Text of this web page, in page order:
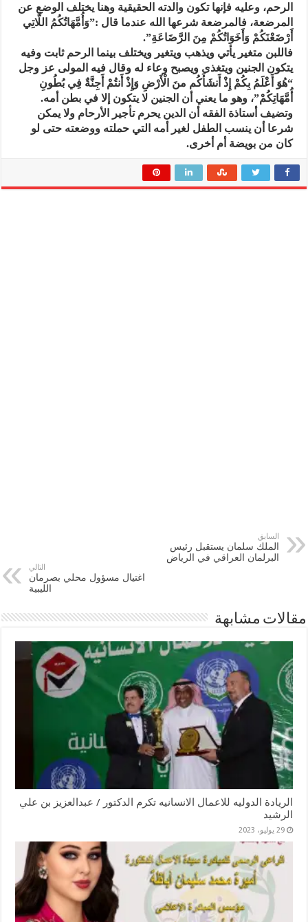
الرحم، وعليه فإنها تكون والدته الحقيقية وهنا يختلف الوضع عن
المرضعة، فالمرضعة شرعها الله عندما قال :”وَأُمَّهَاتُكُمُ اللَّاتِي
أَرْضَعْنَكُمْ وَأَخَوَاتُكُمْ مِنَ الرَّضَاعَةِ”.
فاللبن متغير يأتي ويذهب ويتغير ويختلف بينما الرحم ثابت وفيه
يتكون الجنين ويتغذى ويصبح وعاء له وقال فيه المولى عز وجل
“هُوَ أَعْلَمُ بِكُمْ إِذْ أَنشَأَكُم منَ الْأَرْضِ وَإِذْ أَنتُمْ أَجِنَّةٌ فِي بُطُونِ
أُمَّهَاتِكُمْ”، وهو ما يعني أن الجنين لا يتكون إلا في بطن أمه.
وتضيف أستاذة الفقه أن الدين يحرم تأجير الأرحام ولا يمكن
شرعا أن ينسب الطفل لغير أمه التي حملته ووضعته حتى لو
كان من بويضة أم أخرى.
السابق
الملك سلمان يستقبل رئيس
البرلمان العراقي في الرياض
التالي
اغتيال مسؤول محلي بصرمان
الليبية
مقالات مشابهة
الريادة الدوليه للاعمال الانسانيه تكرم الدكتور / عبدالعزيز بن علي
الرشيد
29 يوليو، 2023